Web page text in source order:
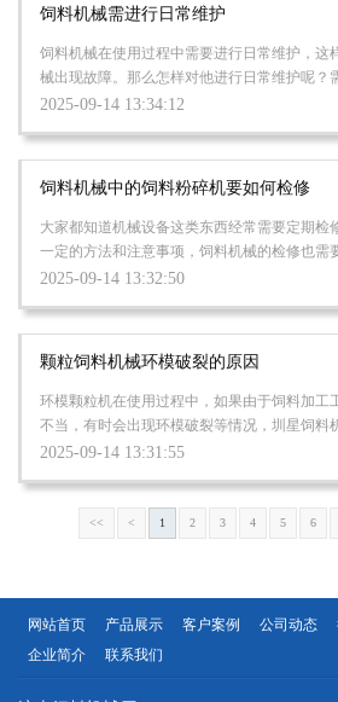
饲料机械需进行日常维护
饲料机械在使用过程中需要进行日常维护，这
械出现故障。那么怎样对他进行日常维护呢？
间的电力消耗、润滑油消耗等基本运...
2025-09-14 13:34:12
饲料机械中的饲料粉碎机要如何检修
大家都知道机械设备这类东西经常需要定期检
一定的方法和注意事项，饲料机械的检修也需
家之处三点需要特别注意的： 一...
2025-09-14 13:32:50
颗粒饲料机械环模破裂的原因
环模颗粒机在使用过程中，如果由于饲料加工
不当，有时会出现环模破裂等情况，圳星饲料
验过程中综合分析，饲料颗粒机环模...
2025-09-14 13:31:55
<< < 1 2 3 4 5 6
网站首页 产品展示 客户案例 公司动态
企业简介
联系我们